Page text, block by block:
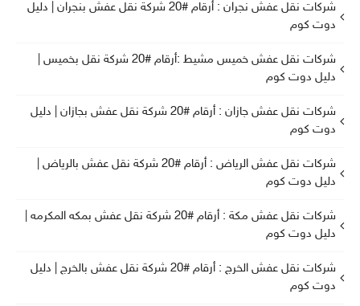
شركات نقل عفش نجران : أرقام #20 شركة نقل عفش بنجران | دليل
دوت كوم
شركات نقل عفش خميس مشيط :أرقام #20 شركة نقل بخميس |
دليل دوت كوم
شركات نقل عفش جازان : أرقام #20 شركة نقل عفش بجازان | دليل
دوت كوم
شركات نقل عفش الرياض : أرقام #20 شركة نقل عفش بالرياض |
دليل دوت كوم
شركات نقل عفش مكة : أرقام #20 شركة نقل عفش بمكه المكرمه |
دليل دوت كوم
شركات نقل عفش الخرج : أرقام #20 شركة نقل عفش بالخرج | دليل
دوت كوم